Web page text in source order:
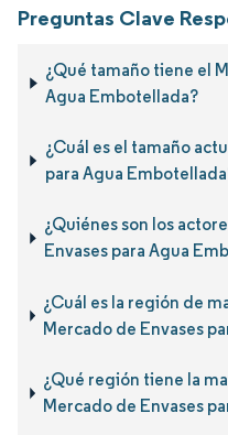
Preguntas Clave
¿Qué tamaño tiene el
Agua Embotellada?
¿Cuál es el tamaño
para Agua
¿Quiénes son los
Envases para Agua
¿Cuál es la región de
Mercado de Envases
¿Qué región tiene la
Mercado de Envases